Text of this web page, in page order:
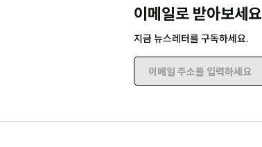
이메일로 받아보세요
지금 뉴스레터를 구독하세요.
이메일 주소를 입력하세요